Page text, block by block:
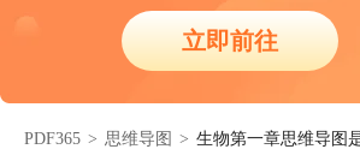
立即前往
PDF365 > 思维导图 > 生物第一章思维导图